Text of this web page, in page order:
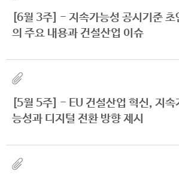
[6월 3주] - 지속가능성 공시기준 초
의 주요 내용과 건설산업 이슈
[5월 5주] - EU 건설산업 혁신, 지속
능성과 디지털 전환 방향 제시